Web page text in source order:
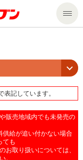
記しています。
販売地域内でも未発売の
供給が追い付かない場合
ても
お取り扱いについては、
。